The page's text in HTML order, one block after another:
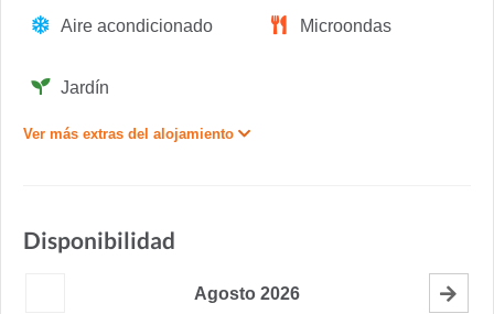
Aire acondicionado Microondas
Jardín
Ver más extras del alojamiento
Disponibilidad
Agosto 2026